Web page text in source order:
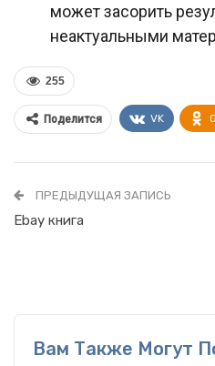
может засорить
неактуальными
255
Поделится VK
ПРЕДЫДУЩАЯ ЗАПИСЬ
Ebay книга
Вам Также Могут